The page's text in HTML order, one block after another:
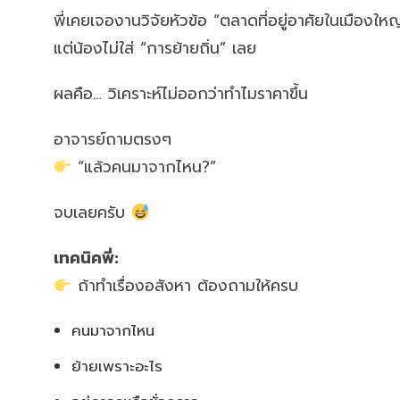
พี่เคยเจองานวิจัยหัวข้อ “ตลาดที่อยู่อาศัยในเมืองให
แต่น้องไม่ใส่ “การย้ายถิ่น” เลย
ผลคือ… วิเคราะห์ไม่ออกว่าทำไมราคาขึ้น
อาจารย์ถามตรงๆ
“แล้วคนมาจากไหน?”
จบเลยครับ
เทคนิคพี่:
ถ้าทำเรื่องอสังหา ต้องถามให้ครบ
คนมาจากไหน
ย้ายเพราะอะไร